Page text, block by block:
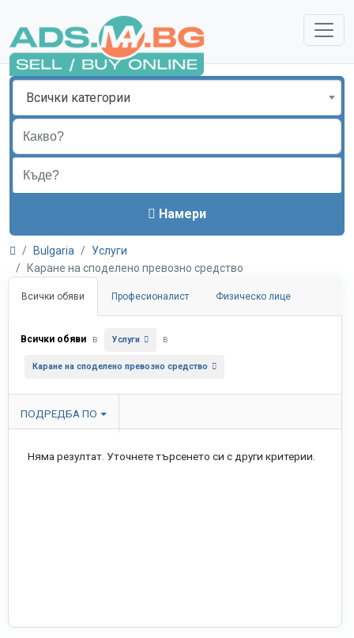
Всички категории
Намери
Bulgaria
Услуги
Каране на споделено превозно средство
Всички обяви Професионалист Физическо лице
Всички обяви в Услуги в
Каране на споделено превозно средство
ПОДРЕДБА ПО
Няма резултат. Уточнете търсенето си с други критерии.